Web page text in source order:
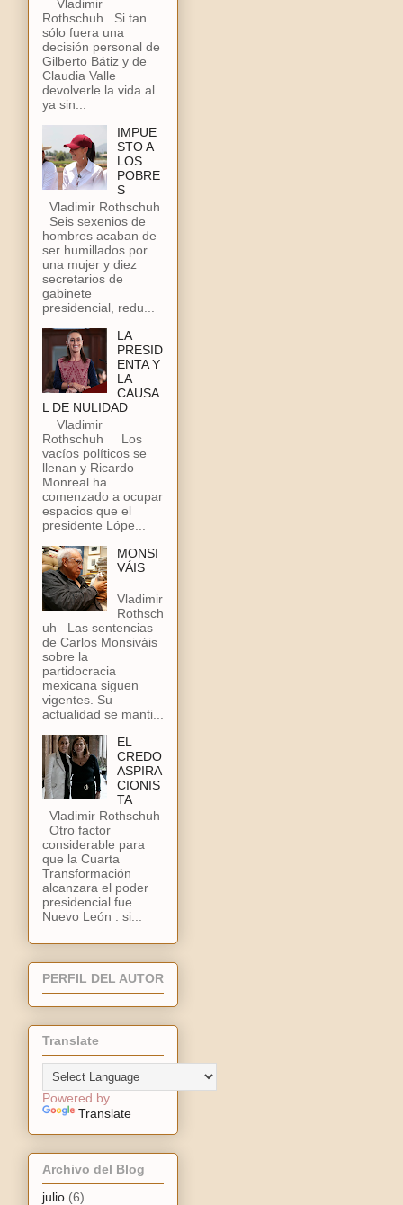
Vladimir
Rothschuh Si tan
sólo fuera una
decisión personal de
Gilberto Bátiz y de
Claudia Valle
devolverle la vida al
ya sin...
IMPUE
STO A
LOS
POBRE
S
Vladimir Rothschuh
Seis sexenios de
hombres acaban de
ser humillados por
una mujer y diez
secretarios de
gabinete
presidencial, redu...
LA
PRESID
ENTA Y
LA
CAUSA
L DE NULIDAD
Vladimir
Rothschuh Los
vacíos políticos se
llenan y Ricardo
Monreal ha
comenzado a ocupar
espacios que el
presidente Lópe...
MONSI
VÁIS
Vladimir
Rothsch
uh Las sentencias
de Carlos Monsiváis
sobre la
partidocracia
mexicana siguen
vigentes. Su
actualidad se manti...
EL
CREDO
ASPIRA
CIONIS
TA
Vladimir Rothschuh
Otro factor
considerable para
que la Cuarta
Transformación
alcanzara el poder
presidencial fue
Nuevo León : si...
PERFIL DEL AUTOR
Translate
Powered by
Translate
Archivo del Blog
julio (6)